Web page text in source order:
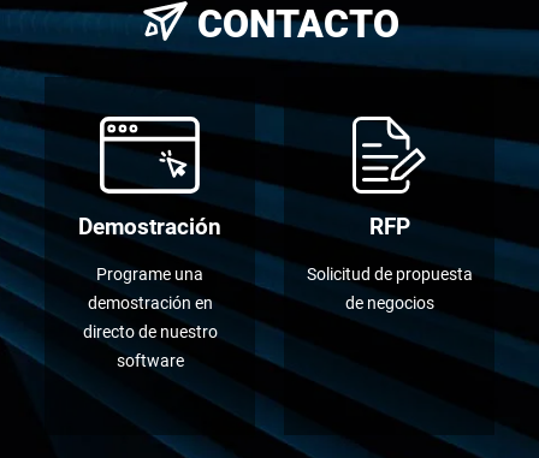
CONTACTO
Demostración
Programe una
demostración en
directo de nuestro
software
RFP
Solicitud de propuesta
de negocios